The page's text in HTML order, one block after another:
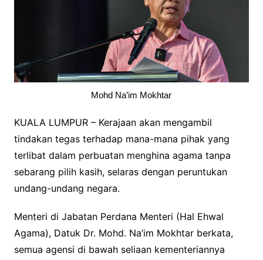
Mohd Na’im Mokhtar
KUALA LUMPUR – Kerajaan akan mengambil
tindakan tegas terhadap mana-mana pihak yang
terlibat dalam perbuatan menghina agama tanpa
sebarang pilih kasih, selaras dengan peruntukan
undang-undang negara.
Menteri di Jabatan Perdana Menteri (Hal Ehwal
Agama), Datuk Dr. Mohd. Na’im Mokhtar berkata,
semua agensi di bawah seliaan kementeriannya